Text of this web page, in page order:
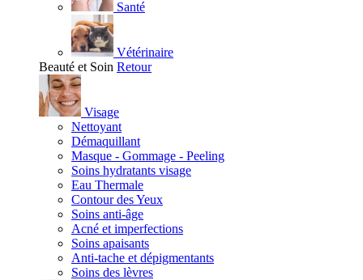
Santé
Vétérinaire
Beauté et Soin Retour
Visage
Nettoyant
Démaquillant
Masque - Gommage - Peeling
Soins hydratants visage
Eau Thermale
Contour des Yeux
Soins anti-âge
Acné et imperfections
Soins apaisants
Anti-tache et dépigmentants
Soins des lèvres